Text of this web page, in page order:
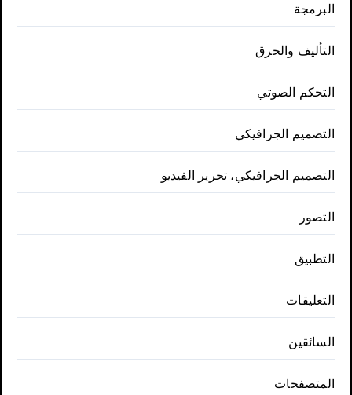
البرمجة
التأليف والحرق
التحكم الصوتي
التصميم الجرافيكي
التصميم الجرافيكي، تحرير الفيديو
التصور
التطبيق
التعليقات
السائقين
المتصفحات